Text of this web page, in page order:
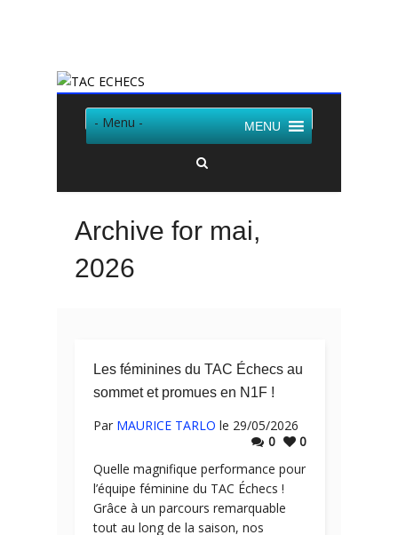
- Menu - MENU
Archive for mai,
2026
Les féminines du TAC Échecs au
sommet et promues en N1F !
Par MAURICE TARLO le 29/05/2026
0
0
Quelle magnifique performance pour
l’équipe féminine du TAC Échecs !
Grâce à un parcours remarquable
tout au long de la saison, nos